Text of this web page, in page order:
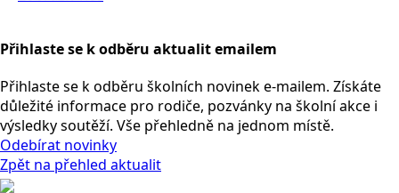
Přihlaste se k odběru aktualit emailem
Přihlaste se k odběru školních novinek e-mailem. Získáte
důležité informace pro rodiče, pozvánky na školní akce i
výsledky soutěží. Vše přehledně na jednom místě.
Odebírat novinky
Zpět na přehled aktualit